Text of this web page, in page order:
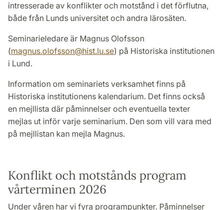
intresserade av konflikter och motstånd i det förflutna,
både från Lunds universitet och andra lärosäten.
Seminarieledare är Magnus Olofsson
(magnus.olofsson@hist.lu.se) på Historiska institutionen
i Lund.
Information om seminariets verksamhet finns på
Historiska institutionens kalendarium. Det finns också
en mejllista där påminnelser och eventuella texter
mejlas ut inför varje seminarium. Den som vill vara med
på mejllistan kan mejla Magnus.
Konflikt och motstånds program
vårterminen 2026
Under våren har vi fyra programpunkter. Påminnelser